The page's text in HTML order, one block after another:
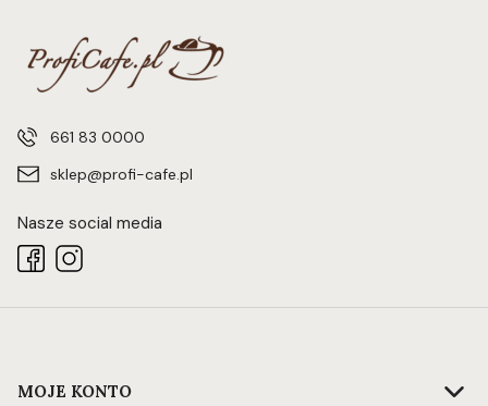
661 83 0000
sklep@profi-cafe.pl
Nasze social media
Linki w stopce
MOJE KONTO